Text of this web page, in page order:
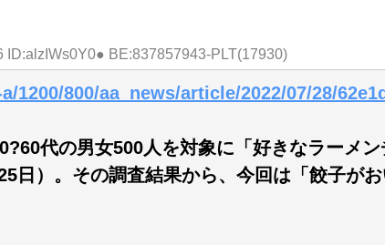
ID:alzIWs0Y0● BE:837857943-PLT(17930)
1200/800/aa_news/article/2022/07/28/
代の男女500人を対象に「好きなラーメ
日）。その調査結果から、今回は「餃子が